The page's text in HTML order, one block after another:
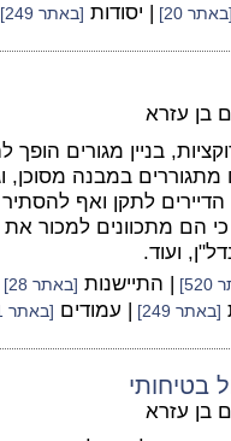
[באתר 20] | יסודות [באתר 249]
בן עזרא
בניין מגורים
מתגוררים במבנה
הדיירים לתקן ואף
הם מתכוונים למכור את
ועוד.
| התיישנות [באתר 28]
[באתר 249] | עמודים [באתר 241]
בטיחותי
בן עזרא